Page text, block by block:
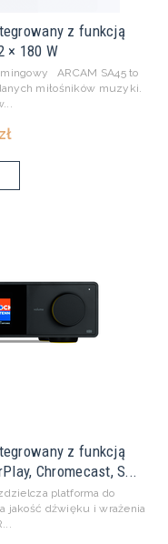
z funkcją
× 180 W
ARCAM SA45 to
miłośników muzyki.
z funkcją
Chromecast, S...
platforma do
jakość dźwięku i wrażenia